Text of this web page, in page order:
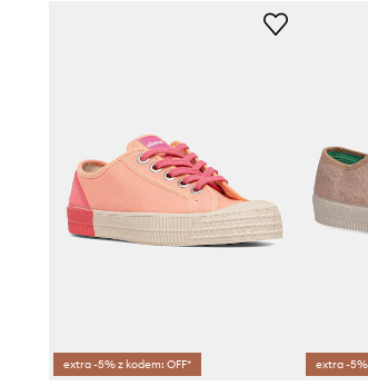
extra -5% z kodem: OFF* extra -5%